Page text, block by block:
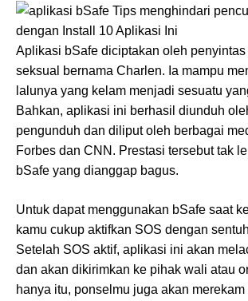
Aplikasi bSafe diciptakan oleh penyintas
seksual bernama Charlen. Ia mampu
lalunya yang kelam menjadi sesuatu
Bahkan, aplikasi ini berhasil diunduh
pengunduh dan diliput oleh berbagai
Forbes dan CNN. Prestasi tersebut tak
bSafe yang dianggap bagus.
Untuk dapat menggunakan bSafe saat
kamu cukup aktifkan SOS dengan
Setelah SOS aktif, aplikasi ini akan
dan akan dikirimkan ke pihak wali atau
hanya itu, ponselmu juga akan